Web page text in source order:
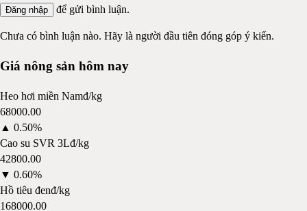
Đăng nhập để gửi bình luận.
Chưa có bình luận nào. Hãy là người đầu tiên đóng góp ý kiến.
Giá nông sản hôm nay
Heo hơi miền Namđ/kg
68000.00
▲ 0.50%
Cao su SVR 3Lđ/kg
42800.00
▼ 0.60%
Hồ tiêu đenđ/kg
168000.00